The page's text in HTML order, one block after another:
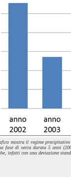
mostra il regime
fase di secca durata 5 anni
infatti con una deviazione